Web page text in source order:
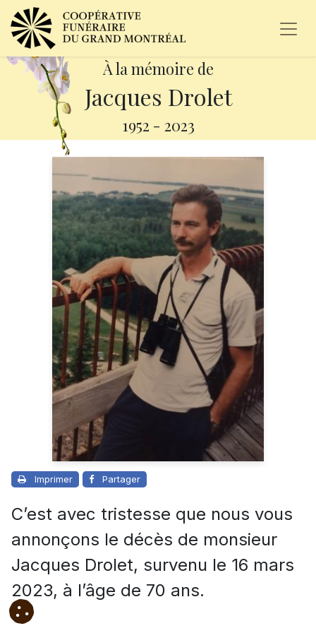
À la mémoire de
Jacques Drolet
1952 - 2023
Imprimer Partager
C’est avec tristesse que nous vous
annonçons le décès de monsieur
Jacques Drolet, survenu le 16 mars
2023, à l’âge de 70 ans.